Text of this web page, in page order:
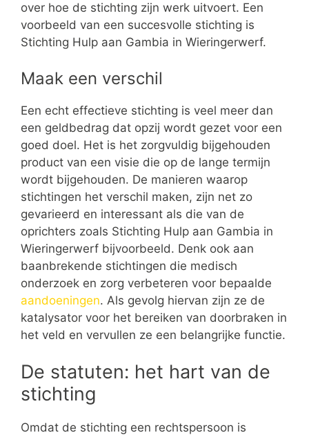
over hoe de stichting zijn werk uitvoert. Een
voorbeeld van een succesvolle stichting is
Stichting Hulp aan Gambia in Wieringerwerf.
Maak een verschil
Een echt effectieve stichting is veel meer dan
een geldbedrag dat opzij wordt gezet voor een
goed doel. Het is het zorgvuldig bijgehouden
product van een visie die op de lange termijn
wordt bijgehouden. De manieren waarop
stichtingen het verschil maken, zijn net zo
gevarieerd en interessant als die van de
oprichters zoals Stichting Hulp aan Gambia in
Wieringerwerf bijvoorbeeld. Denk ook aan
baanbrekende stichtingen die medisch
onderzoek en zorg verbeteren voor bepaalde
aandoeningen. Als gevolg hiervan zijn ze de
katalysator voor het bereiken van doorbraken in
het veld en vervullen ze een belangrijke functie.
De statuten: het hart van de
stichting
Omdat de stichting een rechtspersoon is